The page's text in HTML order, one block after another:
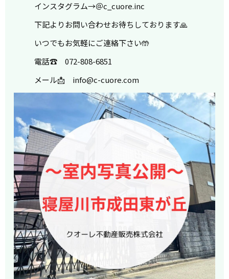
インスタグラム→＠c_cuore.inc
下記よりお問い合わせお待ちしております🙏
いつでもお気軽にご連絡下さい🤲
電話☎ 072-808-6851
メール📩 info@c-cuore.com